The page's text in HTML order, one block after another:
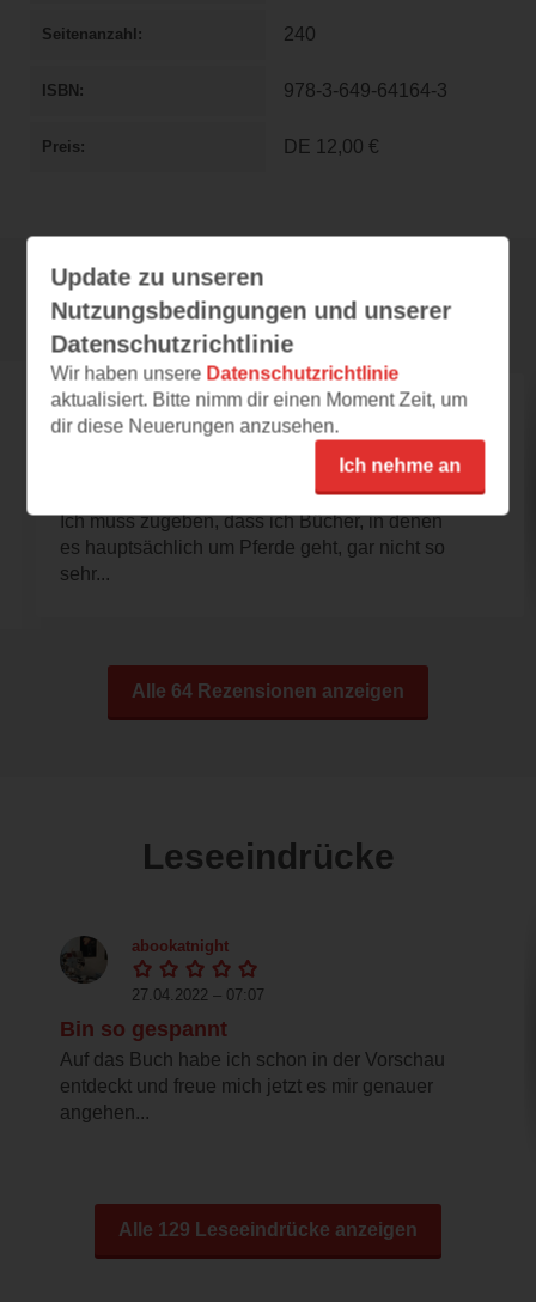
Seitenanzahl 240
ISBN 978-3-649-64164-3
Preis DE 12,00 €
Rezensionen
lealein1906
Ich muss zugeben, dass ich Bücher, in denen
es hauptsächlich um Pferde geht, gar nicht so
sehr...
Alle 64 Rezensionen anzeigen
Leseeindrücke
abookatnight
27.04.2022 – 07:07
Bin so gespannt
Auf das Buch habe ich schon in der Vorschau
entdeckt und freue mich jetzt es mir genauer
angehen...
Alle 129 Leseeindrücke anzeigen
Update zu unseren
Nutzungsbedingungen und unserer
Datenschutzrichtlinie
Wir haben unsere Datenschutzrichtlinie
aktualisiert. Bitte nimm dir einen Moment Zeit, um
dir diese Neuerungen anzusehen.
Ich nehme an